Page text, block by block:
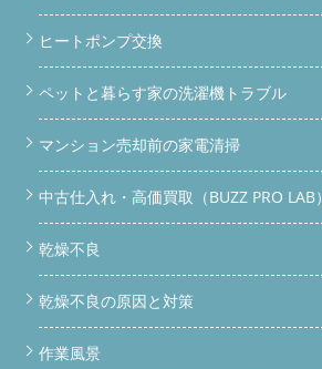
ヒートポンプ交換
ペットと暮らす家の洗濯機トラブル
マンション売却前の家電清掃
中古仕入れ・高価買取（BUZZ PRO LAB）
乾燥不良
乾燥不良の原因と対策
作業風景